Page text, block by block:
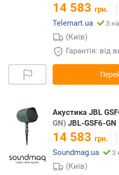
14 583 грн.
Telemart.ua
З
(Київ)
Гарантія: від
Акустика JBL
GN) JBL-GSF6-GN
14 583 грн.
Soundmag.ua
З
(Київ)